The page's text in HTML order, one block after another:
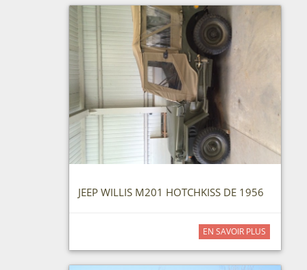
JEEP WILLIS M201 HOTCHKISS DE 1956
EN SAVOIR PLUS